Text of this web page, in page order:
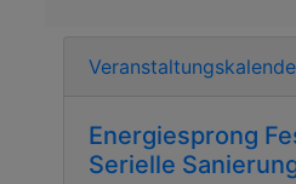
Energiesprong
Serielle